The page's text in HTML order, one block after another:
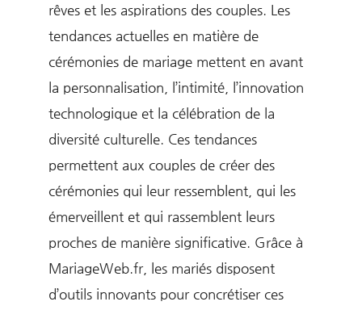
rêves et les aspirations des couples. Les
tendances actuelles en matière de
cérémonies de mariage mettent en avant
la personnalisation, l’intimité, l’innovation
technologique et la célébration de la
diversité culturelle. Ces tendances
permettent aux couples de créer des
cérémonies qui leur ressemblent, qui les
émerveillent et qui rassemblent leurs
proches de manière significative. Grâce à
MariageWeb.fr, les mariés disposent
d’outils innovants pour concrétiser ces